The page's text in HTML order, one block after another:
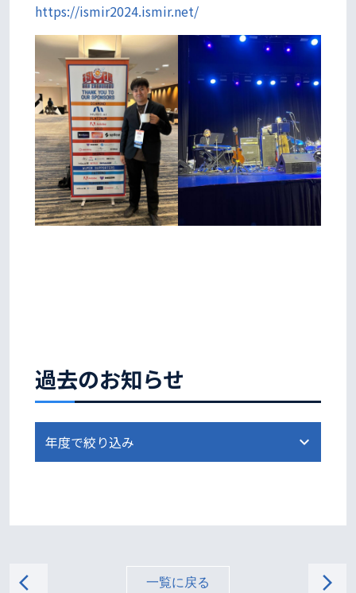
過去のお知らせ
https://ismir2024.ismir.net/
arrow_back_ios 一覧に戻る arrow_forward_ios